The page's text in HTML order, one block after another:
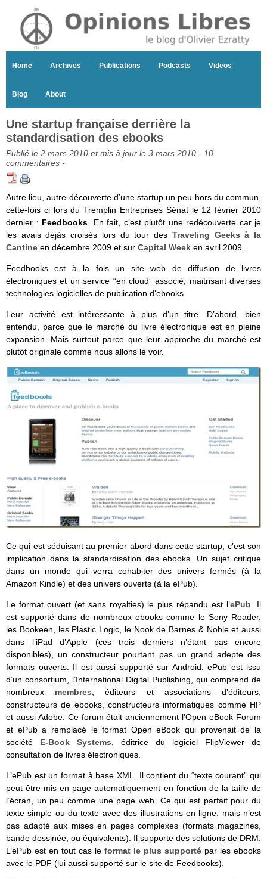
Home Archives Publications Podcasts Videos
Blog About
Une startup française derrière la
standardisation des ebooks
Publié le 2 mars 2010 et mis à jour le 3 mars 2010 - 10
commentaires -
Autre lieu, autre découverte d’une startup un peu hors du commun,
cette-fois ci lors du Tremplin Entreprises Sénat le 12 février 2010
dernier : Feedbooks . En fait, c’est plutôt une redécouverte car je
les avais déjàs croisés lors du tour des Traveling Geeks à la
Cantine en décembre 2009 et sur Capital Week en avril 2009.
Feedbooks est à la fois un site web de diffusion de livres
électroniques et un service “en cloud” associé, maitrisant diverses
technologies logicielles de publication d’ebooks.
Leur activité est intéressante à plus d’un titre. D’abord, bien
entendu, parce que le marché du livre électronique est en pleine
expansion. Mais surtout parce que leur approche du marché est
plutôt originale comme nous allons le voir.
Ce qui est séduisant au premier abord dans cette startup, c’est son
implication dans la standardisation des ebooks. Un sujet critique
dans un monde qui verra cohabiter des univers fermés (à la
Amazon Kindle) et des univers ouverts (à la ePub).
Le format ouvert (et sans royalties) le plus répandu est l’ePub . Il
est supporté dans de nombreux ebooks comme le Sony Reader,
les Bookeen, les Plastic Logic, le Nook de Barnes & Noble et aussi
dans l’iPad d’Apple (ces trois derniers n’étant pas encore
disponibles), un constructeur pourtant pas un grand adepte des
formats ouverts. Il est aussi supporté sur Android. ePub est issu
d’un consortium, l’International Digital Publishing, qui comprend de
nombreux membres , éditeurs et associations d’éditeurs,
constructeurs de ebooks, constructeurs informatiques comme HP
et aussi Adobe. Ce forum était anciennement l’Open eBook Forum
et ePub a remplacé le format Open eBook qui provenait de la
société E-Book Systems , éditrice du logiciel FlipViewer de
consultation de livres électroniques.
L’ePub est un format à base XML. Il contient du “texte courant” qui
peut être mis en page automatiquement en fonction de la taille de
l’écran, un peu comme une page web. Ce qui est parfait pour du
texte simple ou du texte avec des illustrations en ligne, mais n’est
pas adapté aux mises en pages complexes (formats magazines,
bande dessinée, ou équivalents). Il supporte des solutions de DRM.
L’ePub est en tout cas le format le plus supporté par les ebooks
avec le PDF (lui aussi supporté sur le site de Feedbooks).